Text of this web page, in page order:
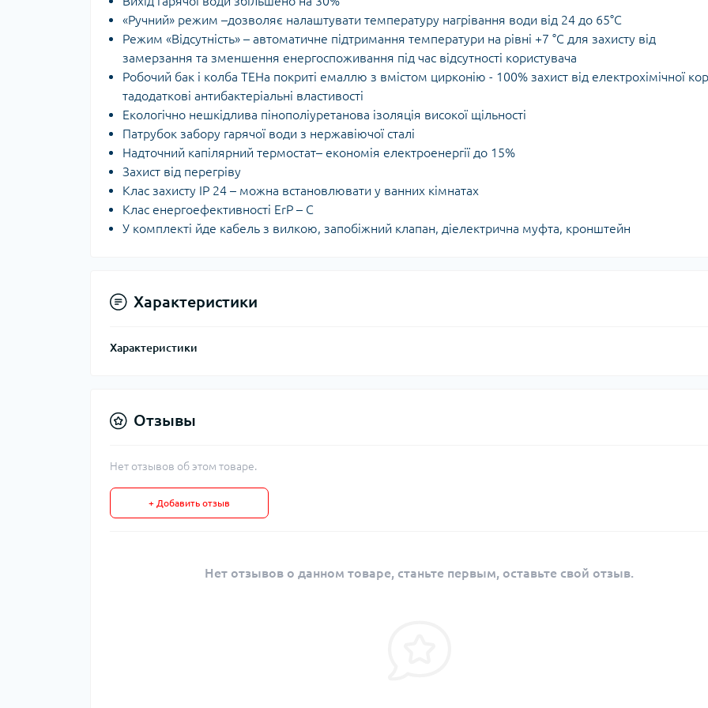
«Ручний» режим –дозволяє налаштувати температуру нагрівання води від 24 до 65°С
Режим «Відсутність» – автоматичне підтримання температури на рівні +7 °C для захисту від
замерзання та зменшення енергоспоживання під час відсутності користувача
Робочий бак і колба ТЕНа покриті емаллю з вмістом цирконію - 100% захист від електрохімічної
тадодаткові антибактеріальні властивості
Екологічно нешкідлива пінополіуретанова ізоляція високої щільності
Патрубок забору гарячої води з нержавіючої сталі
Надточний капілярний термостат– економія електроенергії до 15%
Захист від перегріву
Клас захисту IP 24 – можна встановлювати у ванних кімнатах
Клас енергоефективності ErP – С
У комплекті йде кабель з вилкою, запобіжний клапан, діелектрична муфта, кронштейн
Характеристики
Характеристики
Отзывы
Нет отзывов об этом товаре.
+ Добавить отзыв
Нет отзывов о данном товаре, станьте первым, оставьте свой отзыв.